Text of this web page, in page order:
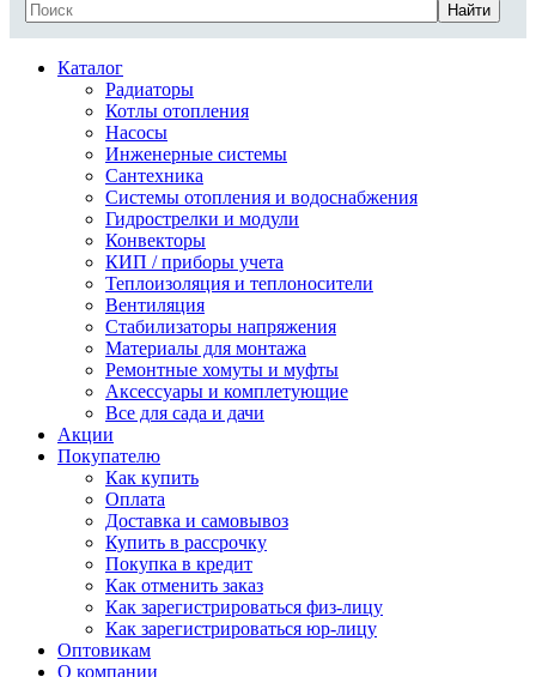
Найти
Каталог
Радиаторы
Котлы отопления
Насосы
Инженерные системы
Сантехника
Системы отопления и водоснабжения
Гидрострелки и модули
Конвекторы
КИП / приборы учета
Теплоизоляция и теплоносители
Вентиляция
Стабилизаторы напряжения
Материалы для монтажа
Ремонтные хомуты и муфты
Аксессуары и комплетующие
Все для сада и дачи
Акции
Покупателю
Как купить
Оплата
Доставка и самовывоз
Купить в рассрочку
Покупка в кредит
Как отменить заказ
Как зарегистрироваться физ-лицу
Как зарегистрироваться юр-лицу
Оптовикам
О компании